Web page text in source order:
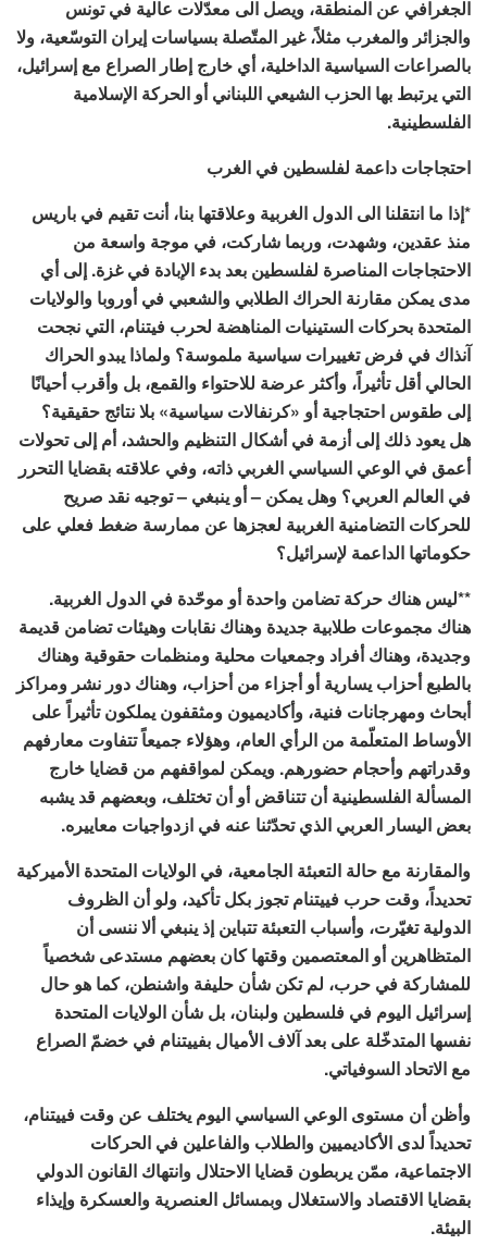
الجغرافي عن المنطقة، ويصل الى معدّلات عالية في تونس
والجزائر والمغرب مثلاً، غير المتّصلة بسياسات إيران التوسّعية، ولا
بالصراعات السياسية الداخلية، أي خارج إطار الصراع مع إسرائيل،
التي يرتبط بها الحزب الشيعي اللبناني أو الحركة الإسلامية
الفلسطينية.
احتجاجات داعمة لفلسطين في الغرب
*إذا ما انتقلنا الى الدول الغربية وعلاقتها بنا، أنت تقيم في باريس
منذ عقدين، وشهدت، وربما شاركت، في موجة واسعة من
الاحتجاجات المناصرة لفلسطين بعد بدء الإبادة في غزة. إلى أي
مدى يمكن مقارنة الحراك الطلابي والشعبي في أوروبا والولايات
المتحدة بحركات الستينيات المناهضة لحرب فيتنام، التي نجحت
آنذاك في فرض تغييرات سياسية ملموسة؟ ولماذا يبدو الحراك
الحالي أقل تأثيراً، وأكثر عرضة للاحتواء والقمع، بل وأقرب أحيانًا
إلى طقوس احتجاجية أو «كرنفالات سياسية» بلا نتائج حقيقية؟
هل يعود ذلك إلى أزمة في أشكال التنظيم والحشد، أم إلى تحولات
أعمق في الوعي السياسي الغربي ذاته، وفي علاقته بقضايا التحرر
في العالم العربي؟ وهل يمكن – أو ينبغي – توجيه نقد صريح
للحركات التضامنية الغربية لعجزها عن ممارسة ضغط فعلي على
حكوماتها الداعمة لإسرائيل؟
**ليس هناك حركة تضامن واحدة أو موحّدة في الدول الغربية.
هناك مجموعات طلابية جديدة وهناك نقابات وهيئات تضامن قديمة
وجديدة، وهناك أفراد وجمعيات محلية ومنظمات حقوقية وهناك
بالطبع أحزاب يسارية أو أجزاء من أحزاب، وهناك دور نشر ومراكز
أبحاث ومهرجانات فنية، وأكاديميون ومثقفون يملكون تأثيراً على
الأوساط المتعلّمة من الرأي العام، وهؤلاء جميعاً تتفاوت معارفهم
وقدراتهم وأحجام حضورهم. ويمكن لمواقفهم من قضايا خارج
المسألة الفلسطينية أن تتناقض أو أن تختلف، وبعضهم قد يشبه
بعض اليسار العربي الذي تحدّثنا عنه في ازدواجيات معاييره.
والمقارنة مع حالة التعبئة الجامعية، في الولايات المتحدة الأميركية
تحديداً، وقت حرب فييتنام تجوز بكل تأكيد، ولو أن الظروف
الدولية تغيّرت، وأسباب التعبئة تتباين إذ ينبغي ألا ننسى أن
المتظاهرين أو المعتصمين وقتها كان بعضهم مستدعى شخصياً
للمشاركة في حرب، لم تكن شأن حليفة واشنطن، كما هو حال
إسرائيل اليوم في فلسطين ولبنان، بل شأن الولايات المتحدة
نفسها المتدخّلة على بعد آلاف الأميال بفييتنام في خضمّ الصراع
مع الاتحاد السوفياتي.
وأظن أن مستوى الوعي السياسي اليوم يختلف عن وقت فييتنام،
تحديداً لدى الأكاديميين والطلاب والفاعلين في الحركات
الاجتماعية، ممّن يربطون قضايا الاحتلال وانتهاك القانون الدولي
بقضايا الاقتصاد والاستغلال وبمسائل العنصرية والعسكرة وإيذاء
البيئة.